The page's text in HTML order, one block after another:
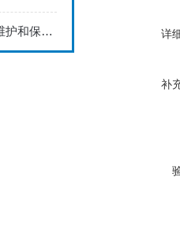
全温摇床培养箱之维护和保养方法 详
补